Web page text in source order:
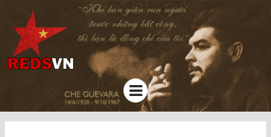
Kênh chia sẻ tri thức cộng đồng
Menu